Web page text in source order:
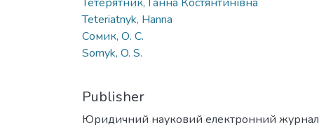
Teteriatnyk, Hanna
Сомик, О. С.
Somyk, O. S.
Publisher
Юридичний науковий електронний журнал